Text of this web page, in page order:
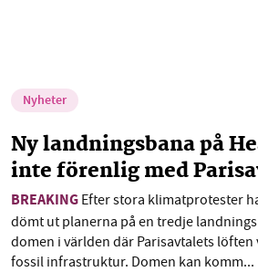
Nyheter
Ny landningsbana på
inte förenlig med
BREAKING Efter stora klimatprotester
dömt ut planerna på en tredje
domen i världen där Parisavtalets löften
fossil infrastruktur. Domen kan komm...